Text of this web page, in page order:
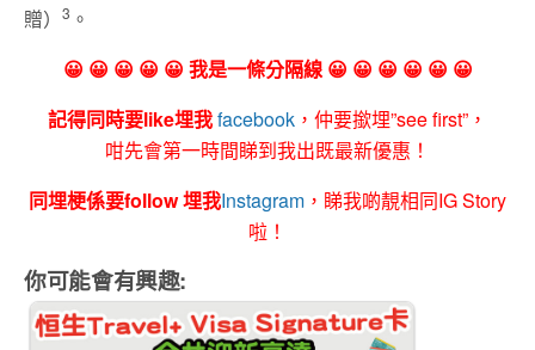
贈）
3 。
😀 😀 😀 😀 😀 我是一條分隔線 😀 😀 😀 😀 😀 😀
記得同時要like埋我facebook ，仲要撳埋”see first”，
咁先會第一時間睇到我出既最新優惠！
同埋梗係要follow 埋我Instagram ，睇我啲靚相同IG Story
啦！
你可能會有興趣: